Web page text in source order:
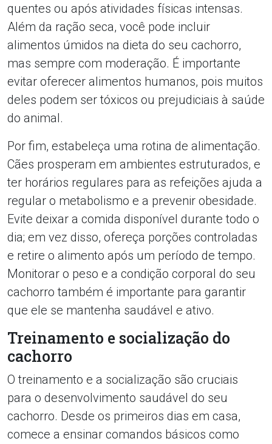
quentes ou após atividades físicas intensas.
Além da ração seca, você pode incluir
alimentos úmidos na dieta do seu cachorro,
mas sempre com moderação. É importante
evitar oferecer alimentos humanos, pois muitos
deles podem ser tóxicos ou prejudiciais à saúde
do animal.
Por fim, estabeleça uma rotina de alimentação.
Cães prosperam em ambientes estruturados, e
ter horários regulares para as refeições ajuda a
regular o metabolismo e a prevenir obesidade.
Evite deixar a comida disponível durante todo o
dia; em vez disso, ofereça porções controladas
e retire o alimento após um período de tempo.
Monitorar o peso e a condição corporal do seu
cachorro também é importante para garantir
que ele se mantenha saudável e ativo.
Treinamento e socialização do
cachorro
O treinamento e a socialização são cruciais
para o desenvolvimento saudável do seu
cachorro. Desde os primeiros dias em casa,
comece a ensinar comandos básicos como